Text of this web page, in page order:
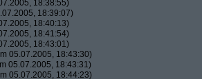
18:38:55)
18:39:07)
18:40:13)
18:41:54)
18:43:01)
05.07.2005, 18:43:30)
05.07.2005, 18:43:31)
05.07.2005, 18:44:23)